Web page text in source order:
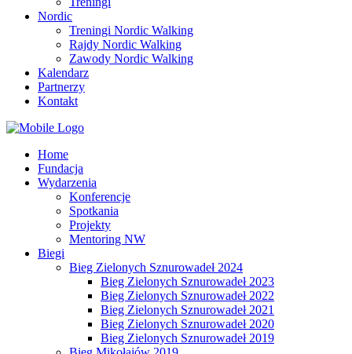
Nordic
Treningi Nordic Walking
Rajdy Nordic Walking
Zawody Nordic Walking
Kalendarz
Partnerzy
Kontakt
Home
Fundacja
Wydarzenia
Konferencje
Spotkania
Projekty
Mentoring NW
Biegi
Bieg Zielonych Sznurowadeł 2024
Bieg Zielonych Sznurowadeł 2023
Bieg Zielonych Sznurowadeł 2022
Bieg Zielonych Sznurowadeł 2021
Bieg Zielonych Sznurowadeł 2020
Bieg Zielonych Sznurowadeł 2019